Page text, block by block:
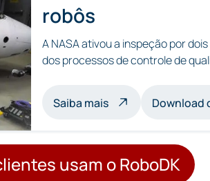
robôs
A NASA ativou a inspeção por
dos processos de controle de
Saiba maissobre a inspeção
Download
usam o RoboDK